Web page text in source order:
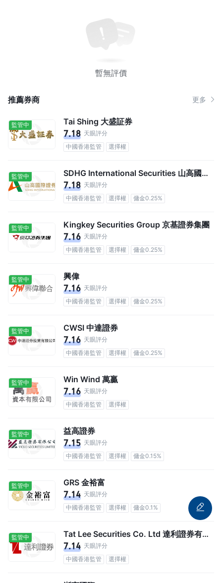
暫無評價
推薦券商 更多
監管中 Tai Shing 大盛証券
7.18 天眼評分
中國香港監管
選擇權
監管中 SDHG International Securities 山高國際證券
7.18 天眼評分
中國香港監管
選擇權 傭金0.25%
監管中 Kingkey Securities Group 京基證券集團
7.16 天眼評分
中國香港監管
選擇權 傭金0.25%
監管中 興偉
7.16 天眼評分
中國香港監管
選擇權 傭金0.25%
監管中 CWSI 中達證券
7.16 天眼評分
中國香港監管
選擇權 傭金0.25%
監管中 Win Wind 萬贏
7.16 天眼評分
中國香港監管
選擇權
監管中 益高證券
7.15 天眼評分
中國香港監管
選擇權 傭金0.15%
監管中 GRS 金裕富
7.14 天眼評分
中國香港監管
選擇權 傭金0.1%
監管中 Tat Lee Securities Co. Ltd 達利證券有限公司
7.14 天眼評分
中國香港監管
選擇權